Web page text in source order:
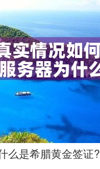
么是希腊黄金签证?